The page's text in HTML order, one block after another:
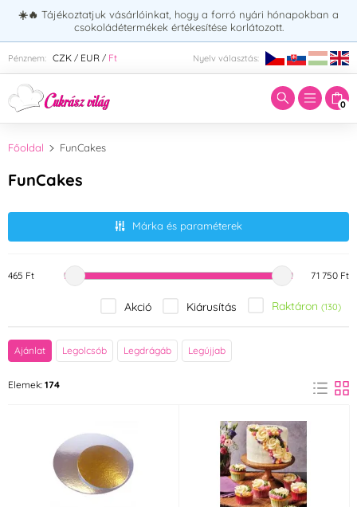
☀️🔥 Tájékoztatjuk vásárlóinkat, hogy a forró nyári hónapokban a
csokoládétermékek értékesítése korlátozott.
Pénznem: CZK / EUR / Ft Nyelv választás:
0
Adja meg a keresett kifejezést:
Főoldal FunCakes
FunCakes
Márka és paraméterek
Kiszúró alakja
Szív
Vanília (6) Mandula (3)
Csokoládé (2)
465 Ft 71 750 Ft
Akció Kiárusítás Raktáron (130)
Ajánlat Legolcsób Legdrágáb Legújjab
Elemek: 174